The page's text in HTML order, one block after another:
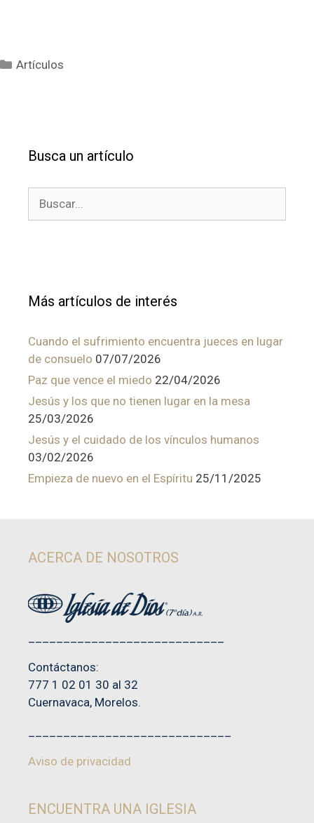
Categorías
Artículos
Busca un artículo
Más artículos de interés
Cuando el sufrimiento encuentra jueces en lugar
de consuelo 07/07/2026
Paz que vence el miedo 22/04/2026
Jesús y los que no tienen lugar en la mesa
25/03/2026
Jesús y el cuidado de los vínculos humanos
03/02/2026
Empieza de nuevo en el Espíritu 25/11/2025
ACERCA DE NOSOTROS
Contáctanos:
777 1 02 01 30 al 32
Cuernavaca, Morelos.
Aviso de privacidad
ENCUENTRA UNA IGLESIA